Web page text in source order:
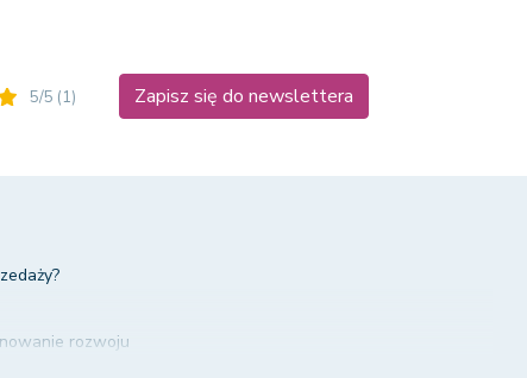
5/5 (1) Zapisz się do newslettera
rozwoju